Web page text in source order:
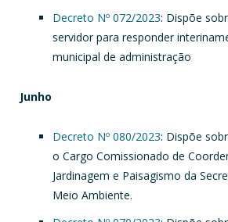
Decreto Nº 072/2023: Dispõe
servidor para responder
municipal de administração
Junho
Decreto Nº 080/2023: Dispõe
o Cargo Comissionado de
Jardinagem e Paisagismo da
Meio Ambiente.